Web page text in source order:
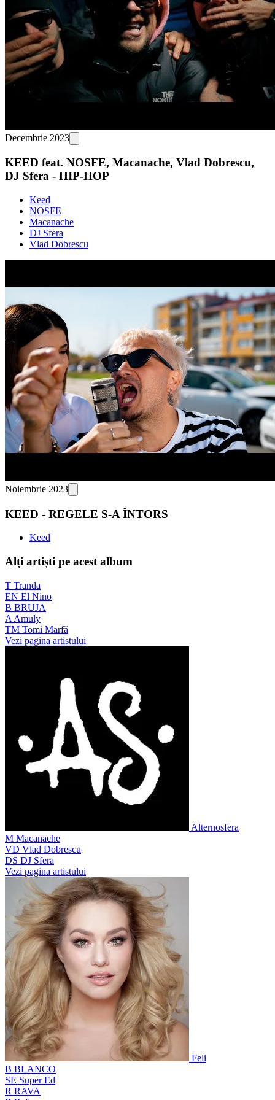
Decembrie 2023
KEED feat. NOSFE, Macanache, Vlad Dobrescu,
DJ Sfera - HIP-HOP
Keed
NOSFE
Macanache
DJ Sfera
Vlad Dobrescu
Noiembrie 2023
KEED - REGELE S-A ÎNTORS
Keed
Alți artiști pe acest album
T Tranda
EN El Nino
B BRUJA
A Amuly
TM Tomi Marfă
Vezi pagina artistului
Alternosfera
M Macanache
VD Vlad Dobrescu
DS DJ Sfera
Vezi pagina artistului
Feli
B BLANCO
SE Super Ed
R RAVA